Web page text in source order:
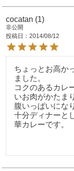
cocatan 1
非公開
投稿日
2014/08/12
ちょっとお高か
ました。
コクのあるカレ
いお肉がかたま
腹いっぱいにな
十分ディナーと
華カレーです。